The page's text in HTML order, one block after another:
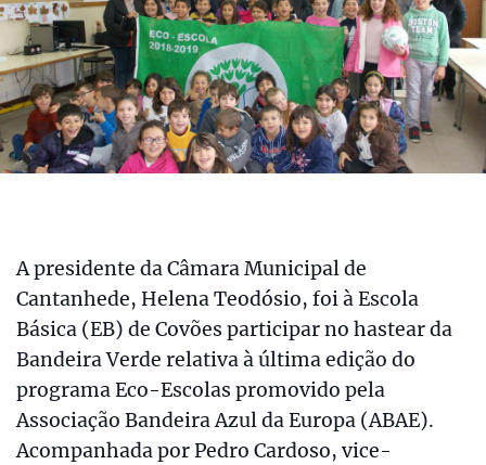
A presidente da Câmara Municipal de
Cantanhede, Helena Teodósio, foi à Escola
Básica (EB) de Covões participar no hastear da
Bandeira Verde relativa à última edição do
programa Eco-Escolas promovido pela
Associação Bandeira Azul da Europa (ABAE).
Acompanhada por Pedro Cardoso, vice-